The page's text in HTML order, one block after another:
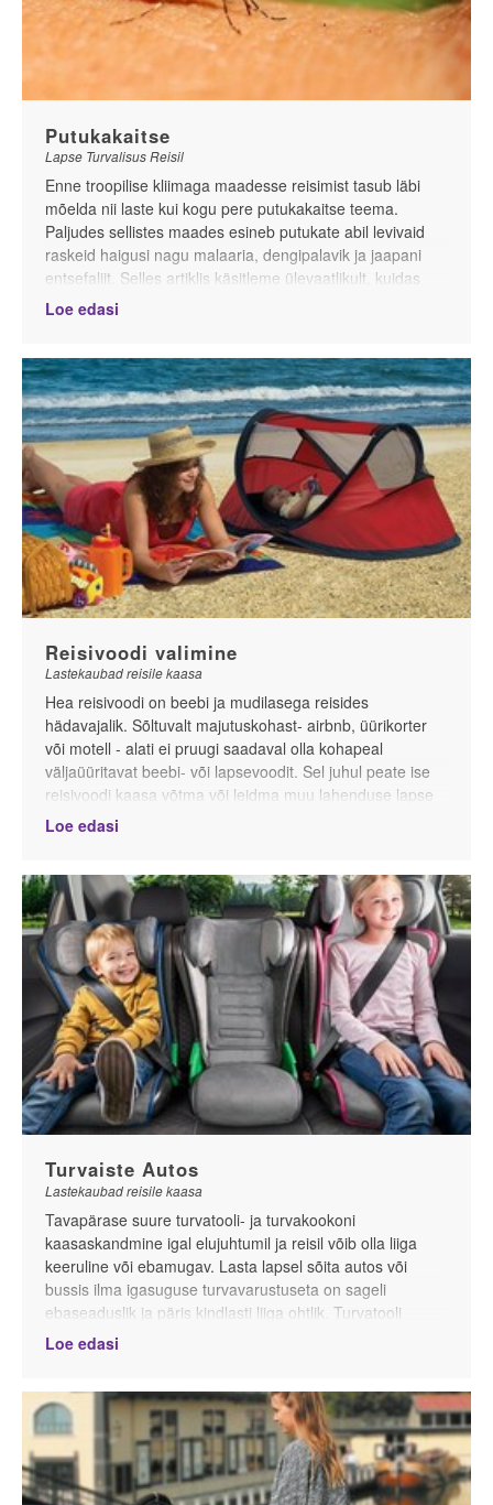
Putukakaitse
Lapse Turvalisus Reisil
Enne troopilise kliimaga maadesse reisimist tasub läbi
mõelda nii laste kui kogu pere putukakaitse teema.
Paljudes sellistes maades esineb putukate abil levivaid
raskeid haigusi nagu malaaria, dengipalavik ja jaapani
entsefaliit. Selles artiklis käsitleme ülevaatlikult, kuidas
reisil olles last ja ennast kõige tõhusamalt
Loe edasi
Reisivoodi valimine
Lastekaubad reisile kaasa
Hea reisivoodi on beebi ja mudilasega reisides
hädavajalik. Sõltuvalt majutuskohast- airbnb, üürikorter
või motell - alati ei pruugi saadaval olla kohapeal
väljaüüritavat beebi- või lapsevoodit. Sel juhul peate ise
reisivoodi kaasa võtma või leidma muu lahenduse lapse
magamapanekuks. Sama olukord on üsna tõenäoliselt
käi, on kahtlemata mugav lahendus, kui reisite oma
autoga. Muudel juhtudel- bussi-, lennuki- või rongiga
reisides on klassikaline reisivoodi liiga suur ja raske
kaasaskandmiseks. Sellisel puhul sobib kõige paremini
kerge ja väikeseks kokkupandav reisivoodi, mis ideaalis
mahub isegi käsikohvrisse.
Millele mõelda reisivoodit valides
Loe edasi
Turvaiste Autos
Lastekaubad reisile kaasa
Tavapärase suure turvatooli- ja turvakookoni
kaasaskandmine igal elujuhtumil ja reisil võib olla liiga
keeruline või ebamugav. Lasta lapsel sõita autos või
bussis ilma igasuguse turvavarustuseta on sageli
ebaseaduslik ja päris kindlasti liiga ohtlik. Turvatooli
rentimine koos autorendiga on mõeldav alternatiiv, kuid
turvavöösuunajaga istmekõrgendust, mida vajadusel
kasutada transfeeris olles, taksos, bussis, sõprade autos
sõites - olukordades, kus tavalist turvatooli ei ole võimalik
kasutada.
Loe edasi